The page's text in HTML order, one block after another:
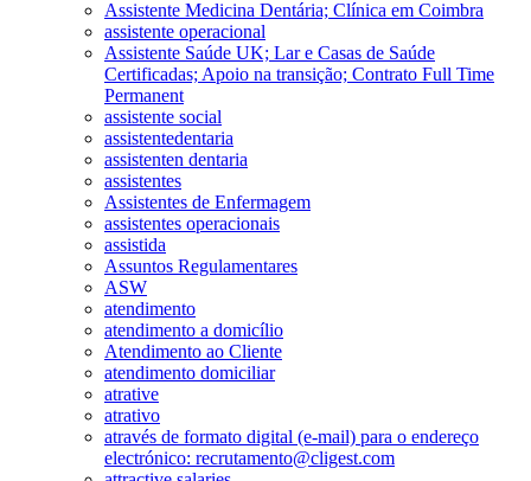
Assistente Medicina Dentária; Clínica em Coimbra
assistente operacional
Assistente Saúde UK; Lar e Casas de Saúde
Certificadas; Apoio na transição; Contrato Full Time
Permanent
assistente social
assistentedentaria
assistenten dentaria
assistentes
Assistentes de Enfermagem
assistentes operacionais
assistida
Assuntos Regulamentares
ASW
atendimento
atendimento a domicílio
Atendimento ao Cliente
atendimento domiciliar
atrative
atrativo
através de formato digital (e-mail) para o endereço
electrónico: recrutamento@cligest.com